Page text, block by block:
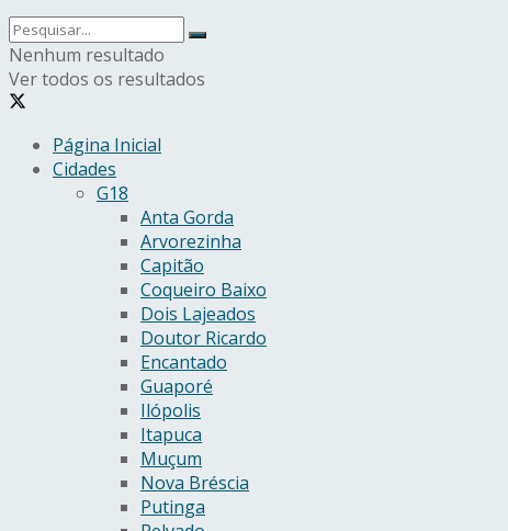
Nenhum resultado
Ver todos os resultados
Página Inicial
Cidades
G18
Anta Gorda
Arvorezinha
Capitão
Coqueiro Baixo
Dois Lajeados
Doutor Ricardo
Encantado
Guaporé
Ilópolis
Itapuca
Muçum
Nova Bréscia
Putinga